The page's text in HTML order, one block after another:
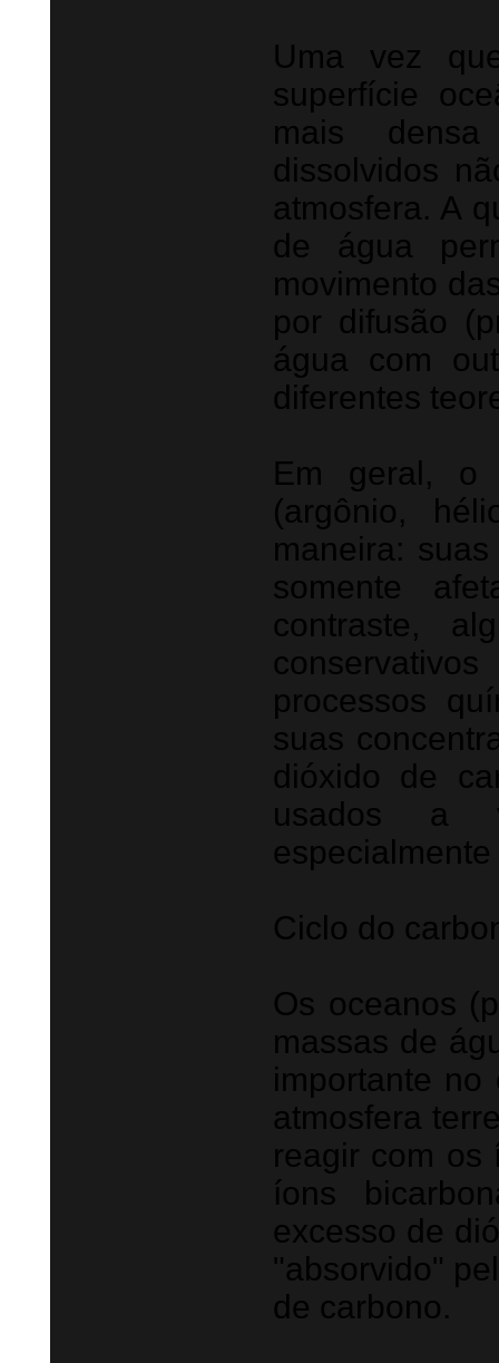
Uma vez
superfície
mais
dissolvidos
atmosfera. A
de água
movimento
por difusão
água com
diferentes
Em geral, o
(argônio,
maneira:
somente
contraste,
processos
suas
dióxido de
usados a
Ciclo do
Os oceanos
massas de
importante
atmosfera
reagir com os
íons
excesso de
"absorvido"
de carbono.